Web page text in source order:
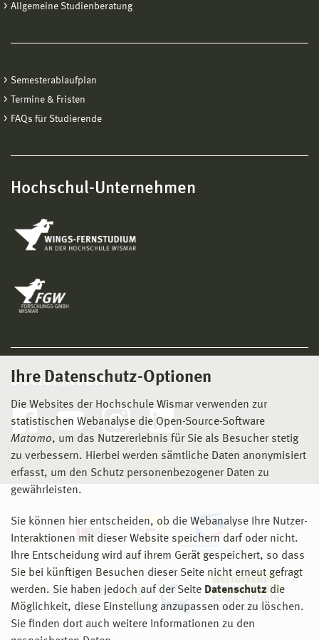
Ihre Datenschutz-Optionen
Die Websites der Hochschule Wismar verwenden zur
statistischen Webanalyse die Open-Source-Software
Matomo, um das Nutzererlebnis für Sie als Besucher stetig
zu verbessern. Hierbei werden sämtliche Daten anonymisiert
erfasst, um den Schutz personenbezogener Daten zu
gewährleisten.
Sie können hier entscheiden, ob die Webanalyse Ihre Nutzer-
Interaktionen mit dieser Website speichern darf oder nicht.
Ihre Entscheidung wird auf ihrem Gerät gespeichert, so dass
Sie bei künftigen Besuchen dieser Seite nicht erneut gefragt
werden. Sie haben jedoch auf der Seite Datenschutz die
Möglichkeit, diese Einstellung anzupassen oder zu löschen.
Sie finden dort auch weitere Informationen zu den
Allgemeine Studienberatung
Semesterablaufplan
Termine & Fristen
FAQs für Studierende
Hochschul-Unternehmen
Social Media